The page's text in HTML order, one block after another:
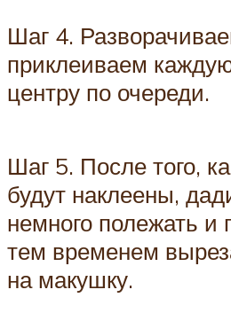
Шаг 4.
приклеиваем
центру по очереди.
Шаг 5. После того,
будут наклеены,
немного полежать и
тем временем
на макушку.